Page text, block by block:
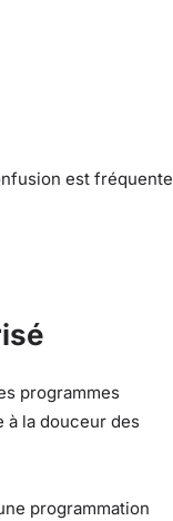
est fréquente
programmes
à la douceur des
programmation